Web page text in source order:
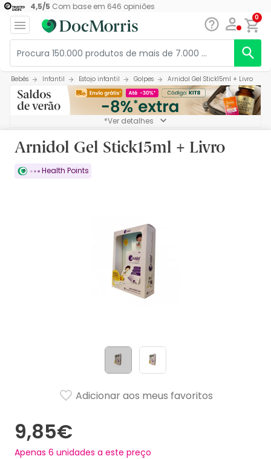
4,5/5 Com base em 646 opiniões
0
Bebés Infantil Estojo infantil Golpes Arnidol Gel Stick15ml + Livro
*Ver detalhes
Arnidol Gel Stick15ml + Livro
Health Points
9,85€
Apenas 6 unidades a este preço
Adicionar aos meus favoritos